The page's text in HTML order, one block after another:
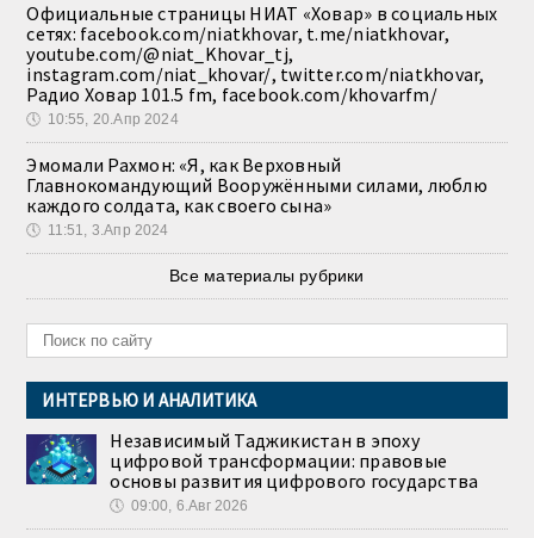
Официальные страницы НИАТ «Ховар» в социальных
сетях: facebook.com/niatkhovar, t.me/niatkhovar,
youtube.com/@niat_Khovar_tj,
instagram.com/niat_khovar/, twitter.com/niatkhovar,
Радио Ховар 101.5 fm, facebook.com/khovarfm/
🕔 10:55, 20.Апр 2024
Эмомали Рахмон: «Я, как Верховный
Главнокомандующий Вооружёнными силами, люблю
каждого солдата, как своего сына»
🕔 11:51, 3.Апр 2024
Все материалы рубрики
ИНТЕРВЬЮ И АНАЛИТИКА
Независимый Таджикистан в эпоху
цифровой трансформации: правовые
основы развития цифрового государства
🕔 09:00, 6.Авг 2026